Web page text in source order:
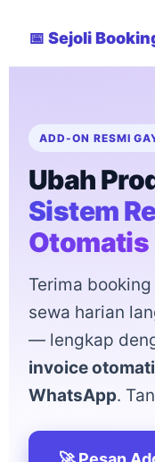
📅 Sejoli
ADD-ON RESMI
Ubah
Sistem
Otomatis
Terima
sewa harian
— lengkap
invoice
WhatsApp.